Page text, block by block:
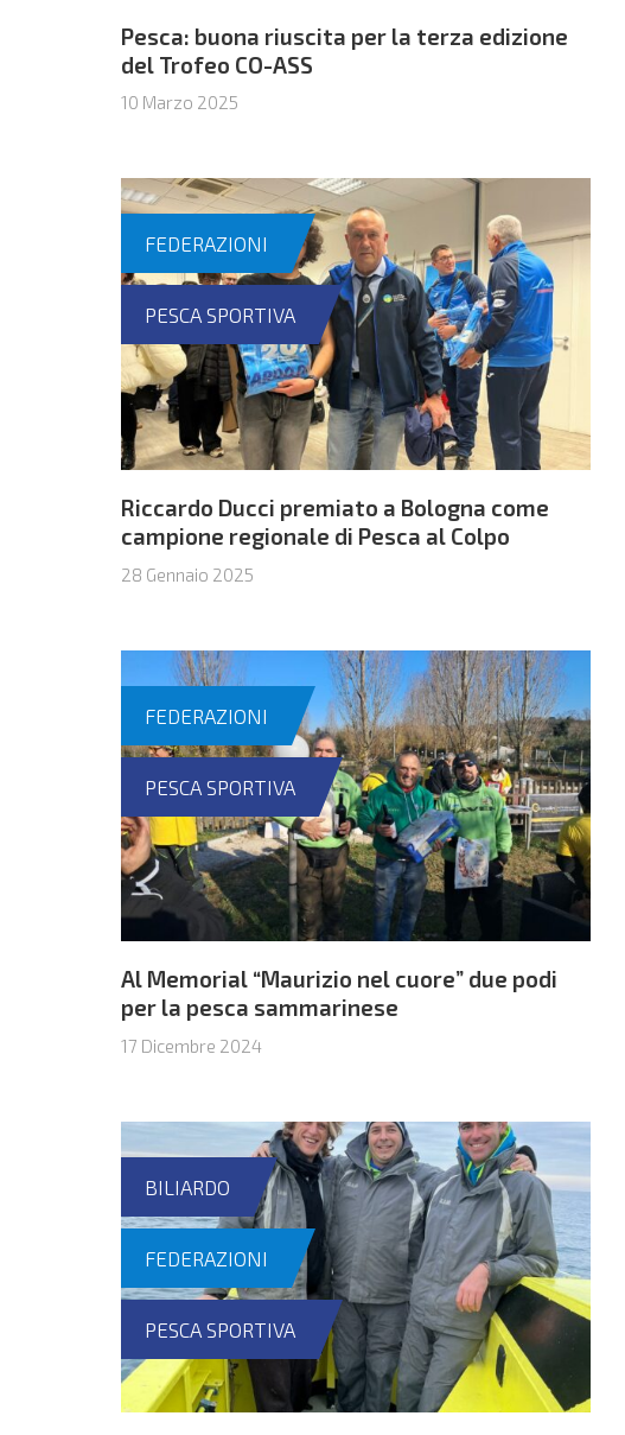
Pesca: buona riuscita per la terza edizione
del Trofeo CO-ASS
10 Marzo 2025
FEDERAZIONI
PESCA SPORTIVA
Riccardo Ducci premiato a Bologna come
campione regionale di Pesca al Colpo
28 Gennaio 2025
FEDERAZIONI
PESCA SPORTIVA
Al Memorial “Maurizio nel cuore” due podi
per la pesca sammarinese
17 Dicembre 2024
BILIARDO
FEDERAZIONI
PESCA SPORTIVA